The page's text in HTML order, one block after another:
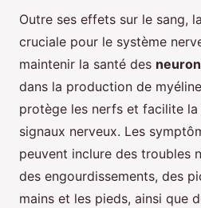
Outre ses effets sur le sang,
cruciale pour le système
maintenir la santé des
dans la production de
protège les nerfs et facilite la
signaux nerveux. Les
peuvent inclure des troubles
des engourdissements, des
mains et les pieds, ainsi que